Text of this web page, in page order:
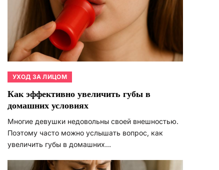
УХОД ЗА ЛИЦОМ
Как эффективно увеличить губы в
домашних условиях
Многие девушки недовольны своей внешностью.
Поэтому часто можно услышать вопрос, как
увеличить губы в домашних…